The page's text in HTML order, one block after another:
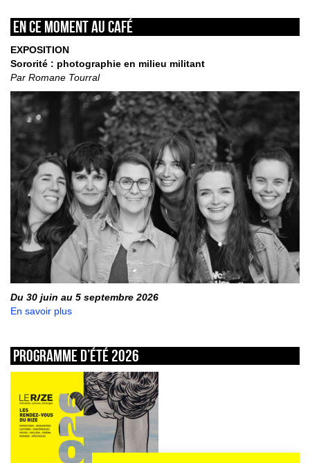
En ce moment au café
EXPOSITION
Sororité : photographie en milieu militant
Par Romane Tourral
Du 30 juin au 5 septembre 2026
En savoir plus
Programme d’été 2026